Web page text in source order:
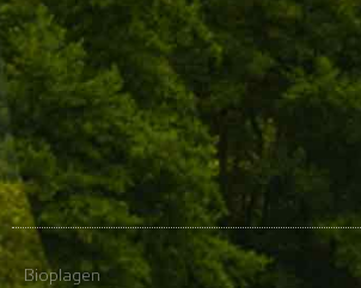
Bioplagen